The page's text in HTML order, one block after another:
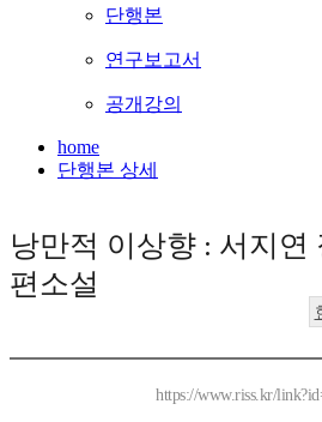
단행본
연구보고서
공개강의
home
단행본 상세
낭만적 이상향 : 서지연
편소설
https://www.riss.kr/